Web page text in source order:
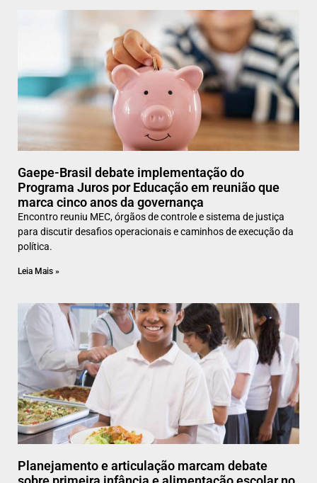
Gaepe-Brasil debate implementação do
Programa Juros por Educação em reunião que
marca cinco anos da governança
Encontro reuniu MEC, órgãos de controle e sistema de justiça
para discutir desafios operacionais e caminhos de execução da
política.
Leia Mais »
Planejamento e articulação marcam debate